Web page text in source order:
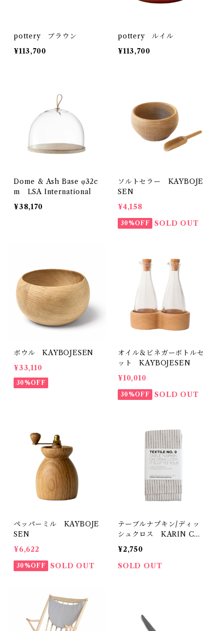
pottery ブラウン
¥113,700
pottery ルイル
¥113,700
Dome & Ash Base φ32c
m LSA International
¥38,170
ソルトセラー KAYBOJE
SEN
¥4,158
30%OFF SOLD OUT
ボウル KAYBOJESEN
¥33,110
30%OFF
オイル＆ビネガーボトルセ
ット KAYBOJESEN
¥10,010
30%OFF SOLD OUT
ペッパーミル KAYBOJE
SEN
¥6,622
30%OFF SOLD OUT
テーブルナプキン/ディッ
シュクロス KARIN CA
RLANDER
¥2,750
SOLD OUT